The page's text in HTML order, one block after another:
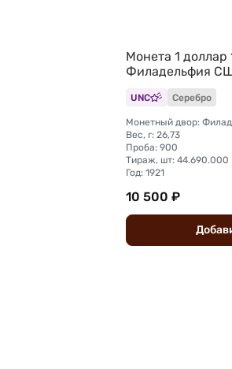
Монета 1 доллар
Филадельфия
UNC Серебро
Монетный двор:
Вес, г: 26,73
Проба: 900
Тираж, шт: 44.690.000
Год: 1921
10 500 ₽